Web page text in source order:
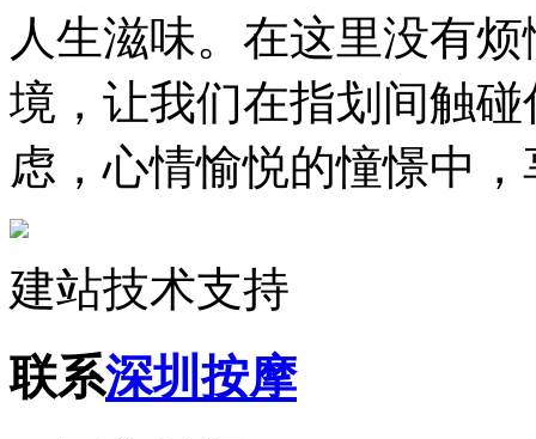
人生滋味。在这里没有
境，让我们在指划间触
虑，心情愉悦的憧憬中
建站技术支持
联系深圳按摩